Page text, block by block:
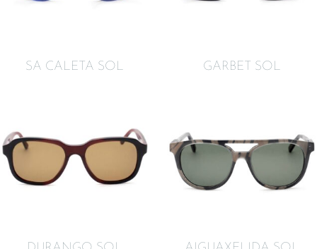
SA CALETA SOL GARBET SOL